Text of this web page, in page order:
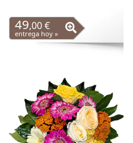
49,00 €
entrega hoy »